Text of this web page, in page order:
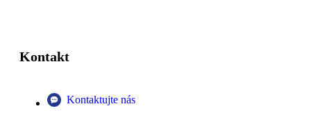
Kontakt
Kontaktujte nás